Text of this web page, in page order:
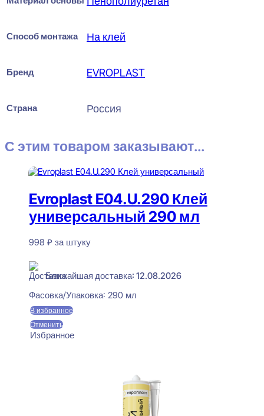
Способ монтажа На клей
Бренд EVROPLAST
Страна Россия
С этим товаром заказывают...
Evroplast E04.U.290 Клей
универсальный 290 мл
998 ₽ за штуку
Ближайшая доставка: 12.08.2026
Фасовка/Упаковка: 290 мл
В избранное
Отменить
Избранное